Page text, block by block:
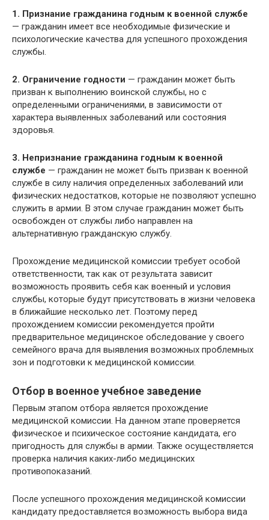
1. Признание гражданина годным к военной службе
— гражданин имеет все необходимые физические и
психологические качества для успешного прохождения
службы.
2. Ограничение годности — гражданин может быть
призван к выполнению воинской службы, но с
определенными ограничениями, в зависимости от
характера выявленных заболеваний или состояния
здоровья.
3. Непризнание гражданина годным к военной
службе — гражданин не может быть призван к военной
службе в силу наличия определенных заболеваний или
физических недостатков, которые не позволяют успешно
служить в армии. В этом случае гражданин может быть
освобожден от службы либо направлен на
альтернативную гражданскую службу.
Прохождение медицинской комиссии требует особой
ответственности, так как от результата зависит
возможность проявить себя как военный и условия
службы, которые будут присутствовать в жизни человека
в ближайшие несколько лет. Поэтому перед
прохождением комиссии рекомендуется пройти
предварительное медицинское обследование у своего
семейного врача для выявления возможных проблемных
зон и подготовки к медицинской комиссии.
Отбор в военное учебное заведение
Первым этапом отбора является прохождение
медицинской комиссии. На данном этапе проверяется
физическое и психическое состояние кандидата, его
пригодность для службы в армии. Также осуществляется
проверка наличия каких-либо медицинских
противопоказаний.
После успешного прохождения медицинской комиссии
кандидату предоставляется возможность выбора вида